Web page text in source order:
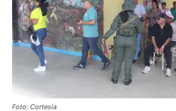
Foto: Cortesía